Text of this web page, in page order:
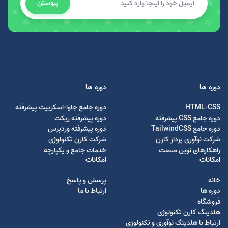
پیوستن
دوره ها
HTML-CSS
دوره جامع CSS پیشرفته
دوره جامع TailwindCSS
شرکت نوآوری پرداز کارن
راهکارهای نوین صنعت
دوره ها
دوره جامع جاوا-اسکریپت پیشرفته
دوره پیشرفته ریکت
دوره پیشرفته وردپرس
شرکت کارن تکنولوژی
خدمات جامع و یکپارچه
امکانات
خانه
دوره ها
فروشگاه
هلدینگ کارن تکنولوژی
ارتباط با هلدینگ نوآوری و تکنولوژی
امکانات
پرسش و پاسخ
ارتباط با ما